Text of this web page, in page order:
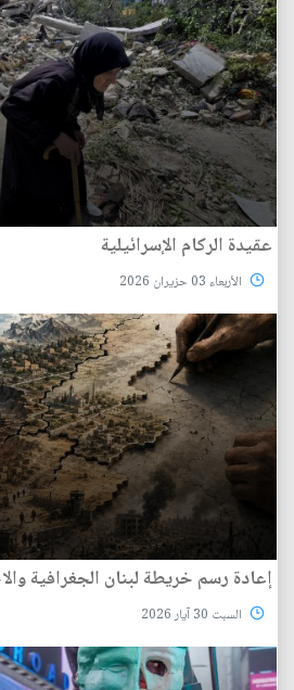
عقيدة الركام الإسرائيلية
الأربعاء 03 حزيران 2026
إعادة رسم خريطة لبنان الجغرافية
السبت 30 آيار 2026